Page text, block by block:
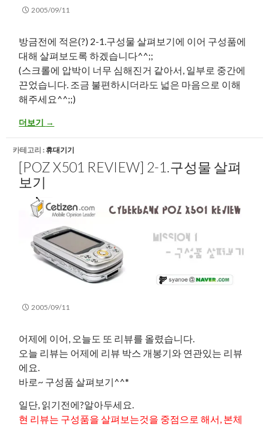
2005/09/11
방금전에 적은(?) 2-1.구성물 살펴보기에 이어 구성품에
대해 살펴보도록 하겠습니다^^;;
(스크롤에 압박이 너무 심해진거 같아서, 일부로 중간에
끈었습니다. 조금 불편하시더라도 넓은 마음으로 이해
해주세요^^;;)
[Poz X501 Review] 2-2.구성물 살펴보기
더보기 →
카테고리 : 휴대기기
[POZ X501 REVIEW] 2-1.구성물 살펴
보기
2005/09/11
어제에 이어, 오늘도 또 리뷰를 올렸습니다.
오늘 리뷰는 어제에 리뷰 박스 개봉기와 연관있는 리뷰
에요.
바로~ 구성품 살펴보기^^*
일단, 읽기전에?알아두세요.
현 리뷰는 구성품을 살펴보는것을 중점으로 해서, 본체